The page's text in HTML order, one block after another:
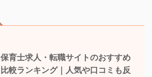
保育士求人・転職サイトのおすすめ
比較ランキング｜人気や口コミも反